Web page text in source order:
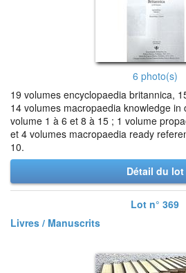
6 photo(s)
19 volumes encyclopaedia britannica,
14 volumes macropaedia knowledge
volume 1 à 6 et 8 à 15 ; 1 volume
et 4 volumes macropaedia ready
10.
Détail du lot
Lot n° 369
Livres / Manuscrits